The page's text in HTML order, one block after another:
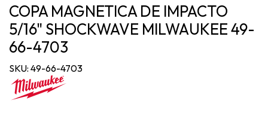
COPA MAGNETICA DE IMPACTO
5/16" SHOCKWAVE MILWAUKEE 49-
66-4703
SKU: 49-66-4703